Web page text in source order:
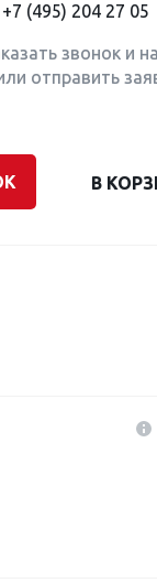
+7 (495) 204 27 05
звонок и
отправить
В